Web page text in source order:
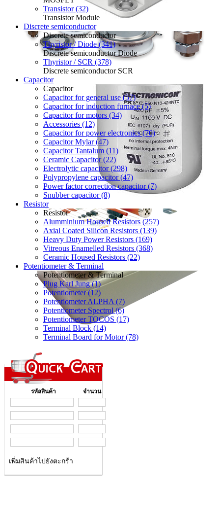
Transistor (32)
Transistor Module
Discrete semiconductor
Discrete semiconductor
Thyristor / Diode (341)
Discrete semiconductor Diode
Thyristor / SCR (378)
Discrete semiconductor SCR
Capacitor
Capacitor
Capacitor for general use (57)
Capacitor for induction furnace (5)
Capacitor for motors (34)
Accessories (12)
Capacitor for power electronics (70)
Capacitor Mylar (47)
Capacitor Tantalum (11)
Ceramic Capacitor (22)
Electrolytic capacitor (298)
Polypropylene capacitor (47)
Power factor correction capacitor (7)
Snubber capacitor (8)
Resistor
Resistor
Alumminium Housed Resistors (257)
Axial Coated Silicon Resistors (139)
Heavy Duty Power Resistors (169)
Vitreous Enamelled Resistors (368)
Ceramic Housed Resistors (22)
Potentiometer & Terminal
Potentiometer & Terminal
Plug Karl Jung (1)
Potentiometer (12)
Potentiometer ALPHA (7)
Potentiometer Spectrol (6)
Potentiometer TOCOS (17)
Terminal Block (14)
Terminal Board for Motor (78)
รหัสสินค้า จำนวน
เพิ่มสินค้าไปยังตะกร้า